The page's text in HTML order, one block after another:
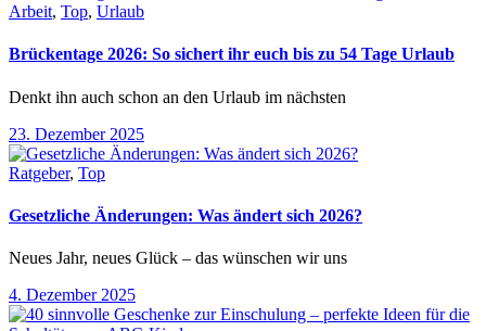
Arbeit, Top, Urlaub
Brückentage 2026: So sichert ihr euch bis zu 54 Tage Urlaub
Denkt ihn auch schon an den Urlaub im nächsten
23. Dezember 2025
Ratgeber, Top
Gesetzliche Änderungen: Was ändert sich 2026?
Neues Jahr, neues Glück – das wünschen wir uns
4. Dezember 2025